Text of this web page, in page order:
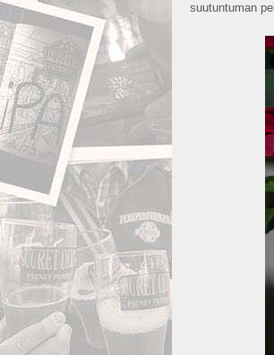
suutuntuman